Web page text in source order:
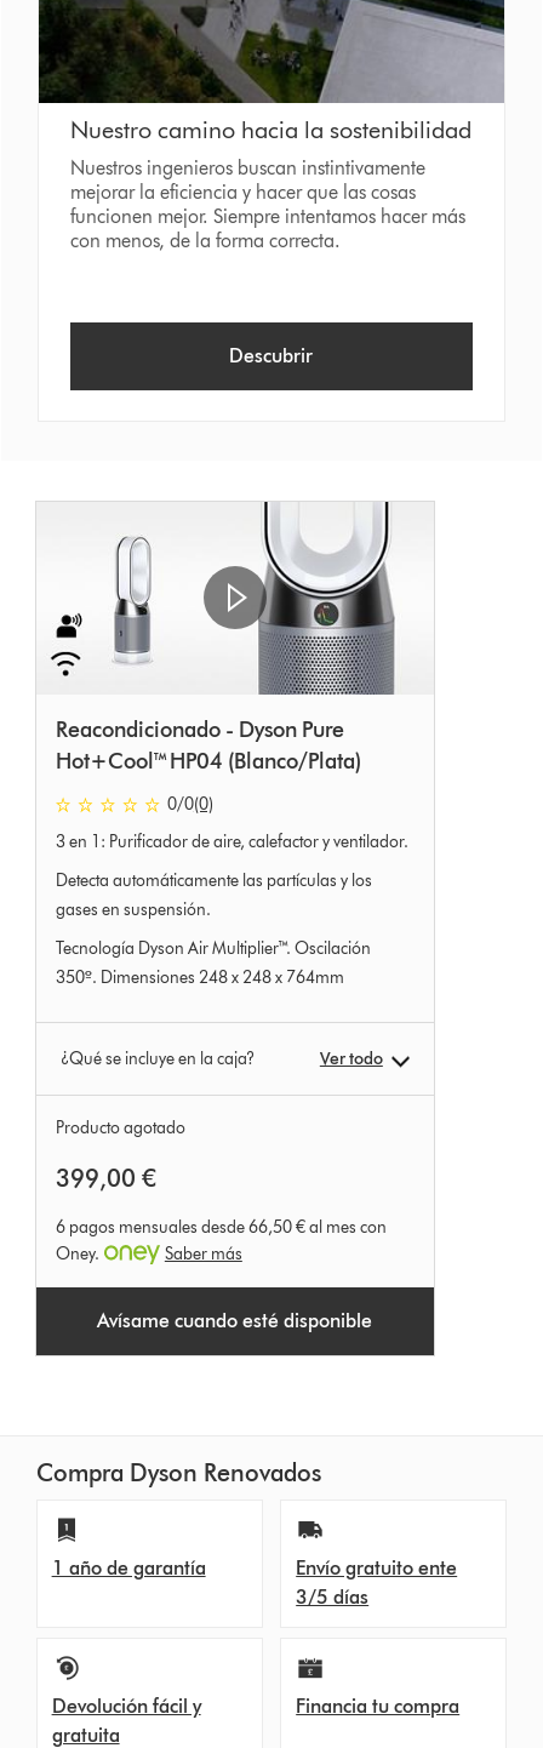
Nuestro camino hacia la sostenibilidad
Nuestros ingenieros buscan instintivamente
mejorar la eficiencia y hacer que las cosas
funcionen mejor. Siempre intentamos hacer más
con menos, de la forma correcta.
Descubrir
Reacondicionado - Dyson Pure
Hot+Cool™ HP04 (Blanco/Plata)
0 estrellas de 5 de 0 Ratings
0/0(0)
3 en 1: Purificador de aire, calefactor y ventilador.
Detecta automáticamente las partículas y los
gases en suspensión.
Tecnología Dyson Air Multiplier™. Oscilación
350º. Dimensiones 248 x 248 x 764mm
¿Qué se incluye en la caja? Ver todo
Producto agotado
399,00 €
6 pagos mensuales desde 66,50 € al mes con
Oney.
Saber más
Avísame cuando esté disponible
Compra Dyson Renovados
1 año de garantía
Envío gratuito ente
3/5 días
Devolución fácil y
gratuita
Financia tu compra